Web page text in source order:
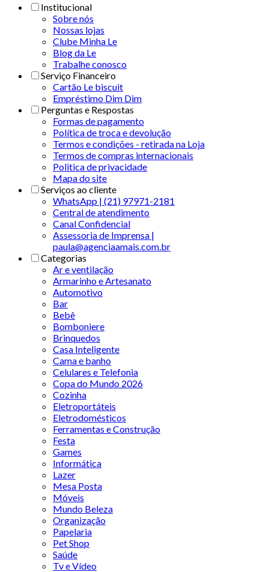
Institucional
Sobre nós
Nossas lojas
Clube Minha Le
Blog da Le
Trabalhe conosco
Serviço Financeiro
Cartão Le biscuit
Empréstimo Dim Dim
Perguntas e Respostas
Formas de pagamento
Política de troca e devolução
Termos e condições - retirada na Loja
Termos de compras internacionais
Politica de privacidade
Mapa do site
Serviços ao cliente
WhatsApp | (21) 97971-2181
Central de atendimento
Canal Confidencial
Assessoria de Imprensa |
paula@agenciaamais.com.br
Categorias
Ar e ventilação
Armarinho e Artesanato
Automotivo
Bar
Bebê
Bomboniere
Brinquedos
Casa Inteligente
Cama e banho
Celulares e Telefonia
Copa do Mundo 2026
Cozinha
Eletroportáteis
Eletrodomésticos
Ferramentas e Construção
Festa
Games
Informática
Lazer
Mesa Posta
Móveis
Mundo Beleza
Organização
Papelaria
Pet Shop
Saúde
Tv e Vídeo